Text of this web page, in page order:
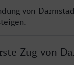
von
Zug von